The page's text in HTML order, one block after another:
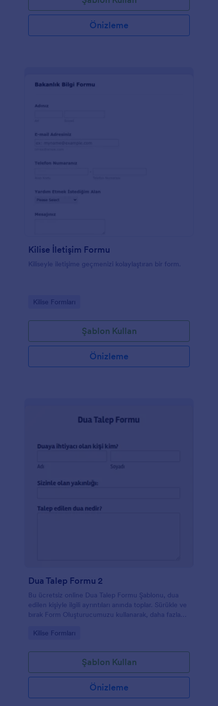
özelleştirebilir, ardından formu web sitenize
yerleştirerek, bir bağlantıyla paylaşabilir veya imzalı
kayıt formlarını basılı olarak isteyebilirsiniz. Bu Kilise
Google Drive, Salesforce ve daha fazlası gibi diğer
Önizleme
Kilise İletişim Formu
Kiliseyle iletişime geçmenizi kolaylaştıran bir form.
Go to Category:
Kilise Formları
Şablon Kullan
Önizleme
Dua Talep Formu 2
Bu ücretsiz online Dua Talep Formu Şablonu, dua
edilen kişiyle ilgili ayrıntıları anında toplar. Sürükle ve
bırak Form Oluşturucumuzu kullanarak, daha fazla
kilise logonuzu yükleyerek bu Dua Talep Formunu
talep formunuzu güvendiğiniz bir ödeme
sağlayıcısına entegre edebilirsiniz. Jotform,
aralarından seçim yapabileceğiniz Square, Stripe,
PayPal ve Authorize.Net dahil olmak üzere 30'dan
fazla ödeme ağ geçidi sunar. Özel formunuzu
Go to Category:
Kilise Formları
Şablon Kullan
Önizleme